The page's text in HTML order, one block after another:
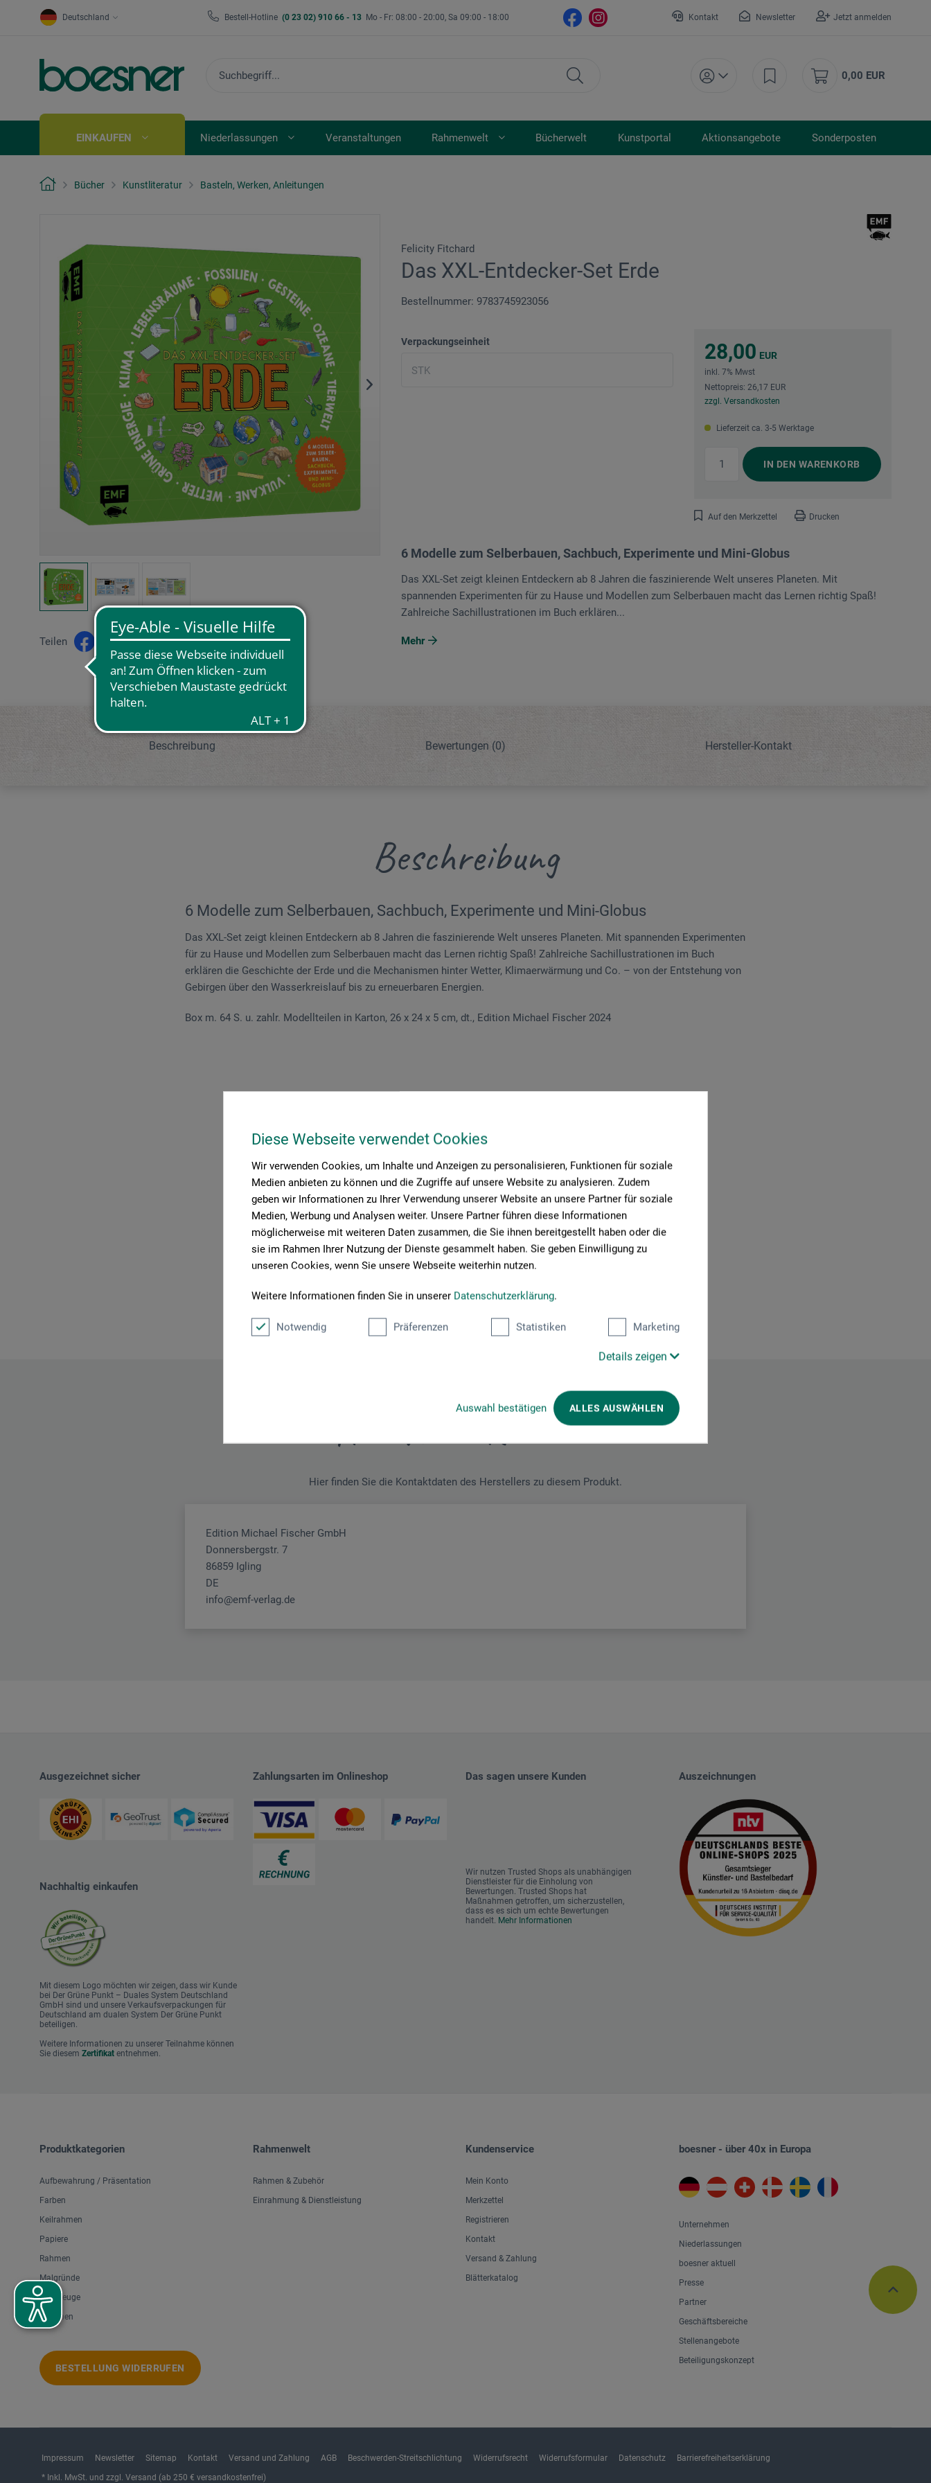
Diese Webseite verwendet Cookies
Wir verwenden Cookies, um Inhalte und Anzeigen zu personalisieren, Funktionen für soziale
Medien anbieten zu können und die Zugriffe auf unsere Website zu analysieren. Zudem
geben wir Informationen zu Ihrer Verwendung unserer Website an unsere Partner für soziale
Medien, Werbung und Analysen weiter. Unsere Partner führen diese Informationen
möglicherweise mit weiteren Daten zusammen, die Sie ihnen bereitgestellt haben oder die
sie im Rahmen Ihrer Nutzung der Dienste gesammelt haben. Sie geben Einwilligung zu
unseren Cookies, wenn Sie unsere Webseite weiterhin nutzen.
Weitere Informationen finden Sie in unserer Datenschutzerklärung.
Notwendig Präferenzen Statistiken Marketing
Details zeigen
Auswahl bestätigen ALLES AUSWÄHLEN
Deutschland Bestell-Hotline (0 23 02) 910 66 - 13 Mo - Fr: 08:00 - 20:00, Sa 09:00 - 18:00 Kontakt Newsletter Jetzt anmelden
0,00 EUR
EINKAUFEN Niederlassungen Veranstaltungen Rahmenwelt Bücherwelt Kunstportal Aktionsangebote Sonderposten
Bücher Kunstliteratur Basteln, Werken, Anleitungen
Felicity Fitchard
Das XXL-Entdecker-Set Erde
Bestellnummer: 9783745923056
Verpackungseinheit 28,00 EUR
inkl. 7% Mwst
Nettopreis: 26,17 EUR
zzgl. Versandkosten
Lieferzeit ca. 3-5 Werktage
IN DEN WARENKORB
Auf den Merkzettel Drucken
Teilen
6 Modelle zum Selberbauen, Sachbuch, Experimente und Mini-Globus
Das XXL-Set zeigt kleinen Entdeckern ab 8 Jahren die faszinierende Welt unseres Planeten. Mit
spannenden Experimenten für zu Hause und Modellen zum Selberbauen macht das Lernen richtig Spaß!
Zahlreiche Sachillustrationen im Buch erklären...
Mehr
Beschreibung Bewertungen (0) Hersteller-Kontakt
Beschreibung
6 Modelle zum Selberbauen, Sachbuch, Experimente und Mini-Globus
Das XXL-Set zeigt kleinen Entdeckern ab 8 Jahren die faszinierende Welt unseres Planeten. Mit spannenden Experimenten
für zu Hause und Modellen zum Selberbauen macht das Lernen richtig Spaß! Zahlreiche Sachillustrationen im Buch
erklären die Geschichte der Erde und die Mechanismen hinter Wetter, Klimaerwärmung und Co. – von der Entstehung von
Gebirgen über den Wasserkreislauf bis zu erneuerbaren Energien.
Box m. 64 S. u. zahlr. Modellteilen in Karton, 26 x 24 x 5 cm, dt., Edition Michael Fischer 2024
Produktbewertungen (0)
Schreiben Sie die erste Bewertung zu diesem Produkt
JETZT PRODUKT BEWERTEN
Hersteller-Kontakt
Hier finden Sie die Kontaktdaten des Herstellers zu diesem Produkt.
Edition Michael Fischer GmbH
Donnersbergstr. 7
86859 Igling
DE
info@emf-verlag.de
Ausgezeichnet sicher
Nachhaltig einkaufen
Mit diesem Logo möchten wir zeigen, dass wir Kunde
bei Der Grüne Punkt – Duales System Deutschland
GmbH sind und unsere Verkaufsverpackungen für
Deutschland am dualen System Der Grüne Punkt
beteiligen.
Weitere Informationen zu unserer Teilnahme können
Sie diesem Zertifikat entnehmen.
Zahlungsarten im Onlineshop Das sagen unsere Kunden
Wir nutzen Trusted Shops als unabhängigen
Dienstleister für die Einholung von
Bewertungen. Trusted Shops hat
Maßnahmen getroffen, um sicherzustellen,
dass es es sich um echte Bewertungen
handelt. Mehr Informationen
Auszeichnungen
Produktkategorien
Aufbewahrung / Präsentation
Farben
Keilrahmen
Papiere
Rahmen
Malgründe
Werkzeuge
Zeichnen
BESTELLUNG WIDERRUFEN
Rahmenwelt
Rahmen & Zubehör
Einrahmung & Dienstleistung
Kundenservice
Mein Konto
Merkzettel
Registrieren
Kontakt
Versand & Zahlung
Blätterkatalog
boesner - über 40x in Europa
Unternehmen
Niederlassungen
boesner aktuell
Presse
Partner
Geschäftsbereiche
Stellenangebote
Beteiligungskonzept
Impressum Newsletter Sitemap Kontakt Versand und Zahlung AGB Beschwerden-Streitschlichtung Widerrufsrecht Widerrufsformular Datenschutz
Barrierefreiheitserklärung
* Inkl. MwSt. und zzgl. Versand (ab 250 € versandkostenfrei)